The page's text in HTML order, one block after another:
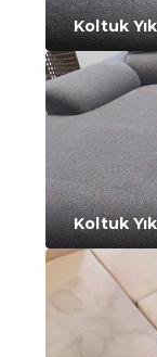
Koltuk
Koltuk